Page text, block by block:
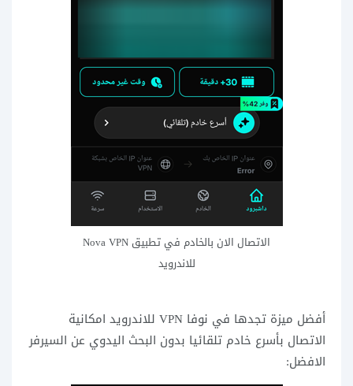
الاتصال الان بالخادم في تطبيق Nova VPN
للاندرويد
أفضل ميزة تجدها في نوفا VPN للاندرويد امكانية
الاتصال بأسرع خادم تلقائيا بدون البحث اليدوي عن السيرفر
الافضل: